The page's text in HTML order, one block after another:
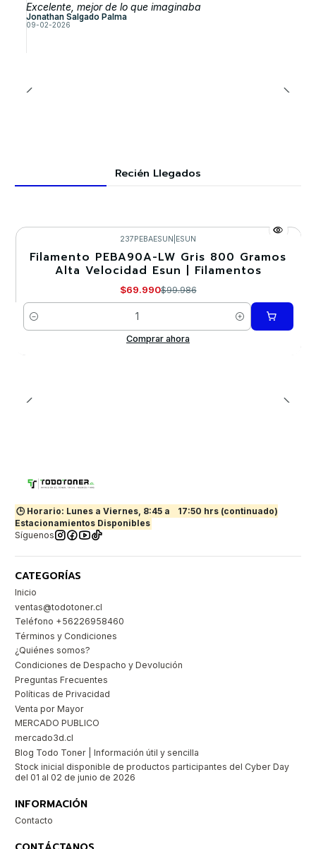
Excelente, mejor de lo que imaginaba
Jonathan Salgado Palma
09-02-2026
Recién Llegados
-30%
237PEBAESUN ESUN
Filamento PEBA90A-LW Gris 800 Gramos
Alta Velocidad Esun | Filamentos
$69.990$99.986
Cantidad
Comprar ahora
🕒 Horario: Lunes a Viernes, 8:45 a
17:50 hrs (continuado)
Estacionamientos Disponibles
Síguenos
CATEGORÍAS
Inicio
ventas@todotoner.cl
Teléfono +56226958460
Términos y Condiciones
¿Quiénes somos?
Condiciones de Despacho y Devolución
Preguntas Frecuentes
Políticas de Privacidad
Venta por Mayor
MERCADO PUBLICO
mercado3d.cl
Blog Todo Toner | Información útil y sencilla
Stock inicial disponible de productos participantes del Cyber Day
del 01 al 02 de junio de 2026
INFORMACIÓN
Contacto